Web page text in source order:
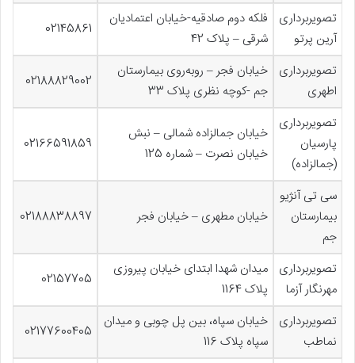
تصویربرداری
آرین پرتو
فلکه دوم صادقیه-خیابان اعتمادیان
شرقی – پلاک 42
02145861
تصویربرداری
اطهری
خیابان فجر – روبه‌روی بیمارستان
جم -کوچه نظری پلاک 33
02188829002
تصویربرداری
پارسیان
(جمالزاده)
خیابان جمالزاده شمالی – نبش
خیابان نصرت – شماره 125
02166591859
سی تی آنژیو
بیمارستان
جم
خیابان مطهری – خیابان فجر 02188838897
تصویربرداری
مهرنگار آزما
میدان شهدا ابتدای خیابان پیروزی
پلاک 1164
02157705
تصویربرداری
نماطب
خیابان سپاه، بین پل چوبی و میدان
سپاه پلاک 116
02177600405